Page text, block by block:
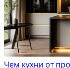
Чем кухни от